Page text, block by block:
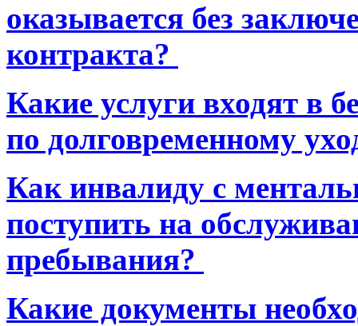
оказывается без
контракта?
Какие услуги входят в
по долговременному
Как инвалиду с
поступить на
пребывания?
Какие документы